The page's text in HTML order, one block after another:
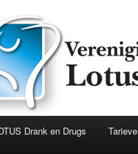
Drank en Drugs